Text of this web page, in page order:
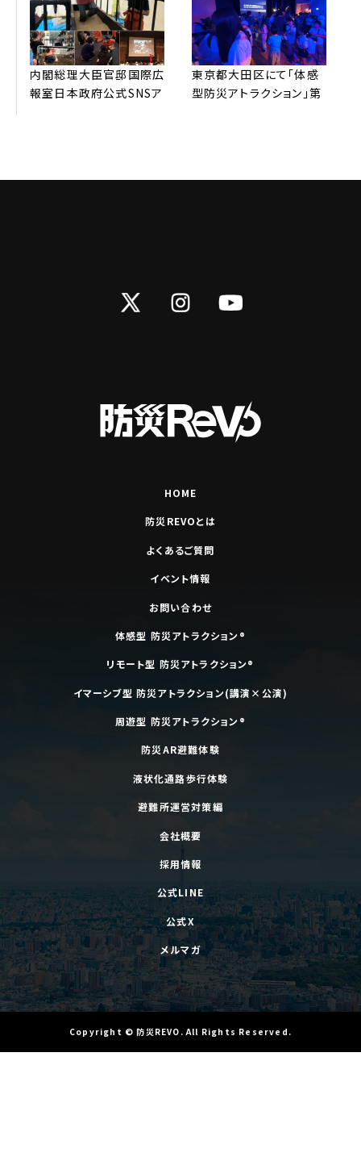
内閣総理⼤⾂官邸国際広
報室⽇本政府公式SNSア
東京都⼤⽥区にて「体感
型防災アトラクション」第
InstagramYouTube
HOME
防災REVOとは
よくあるご質問
イベント情報
お問い合わせ
体感型 防災アトラクション®
リモート型 防災アトラクション®
イマーシブ型 防災アトラクション(講演×公演)
周遊型 防災アトラクション®
防災AR避難体験
液状化通路歩行体験
避難所運営対策編
会社概要
採用情報
公式LINE
公式X
メルマガ
Copyright ©防災REVO . All Rights Reserved.